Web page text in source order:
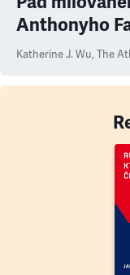
Anthonyho
Katherine J. Wu, The